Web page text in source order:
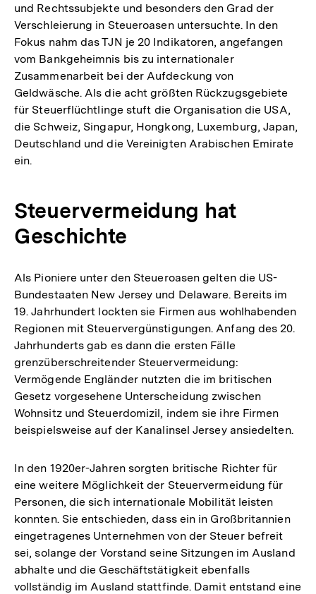
und Rechtssubjekte und besonders den Grad der
Verschleierung in Steueroasen untersuchte. In den
Fokus nahm das TJN je 20 Indikatoren, angefangen
vom Bankgeheimnis bis zu internationaler
Zusammenarbeit bei der Aufdeckung von
Geldwäsche. Als die acht größten Rückzugsgebiete
für Steuerflüchtlinge stuft die Organisation die USA,
die Schweiz, Singapur, Hongkong, Luxemburg, Japan,
Deutschland und die Vereinigten Arabischen Emirate
ein.
Steuervermeidung hat
Geschichte
Als Pioniere unter den Steueroasen gelten die US-
Bundestaaten New Jersey und Delaware. Bereits im
19. Jahrhundert lockten sie Firmen aus wohlhabenden
Regionen mit Steuervergünstigungen. Anfang des 20.
Jahrhunderts gab es dann die ersten Fälle
grenzüberschreitender Steuervermeidung:
Vermögende Engländer nutzten die im britischen
Gesetz vorgesehene Unterscheidung zwischen
Wohnsitz und Steuerdomizil, indem sie ihre Firmen
beispielsweise auf der Kanalinsel Jersey ansiedelten.
In den 1920er-Jahren sorgten britische Richter für
eine weitere Möglichkeit der Steuervermeidung für
Personen, die sich internationale Mobilität leisten
konnten. Sie entschieden, dass ein in Großbritannien
eingetragenes Unternehmen von der Steuer befreit
sei, solange der Vorstand seine Sitzungen im Ausland
abhalte und die Geschäftstätigkeit ebenfalls
vollständig im Ausland stattfinde. Damit entstand eine